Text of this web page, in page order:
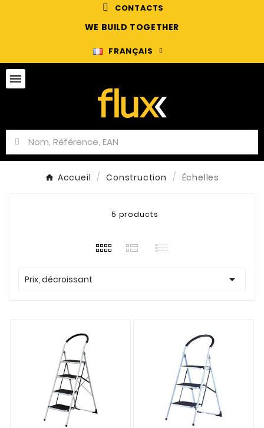
CONTACTS
WE BUILD TOGETHER
FRANÇAIS
Accueil Construction Échelles
5 products
Prix, décroissant 